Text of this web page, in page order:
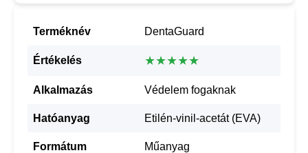
Terméknév DentaGuard
Értékelés ★★★★★
Alkalmazás Védelem fogaknak
Hatóanyag Etilén-vinil-acetát (EVA)
Formátum Műanyag